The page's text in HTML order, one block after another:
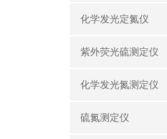
化学发光定氮仪
紫外荧光硫测定仪
化学发光氮测定仪
硫氮测定仪